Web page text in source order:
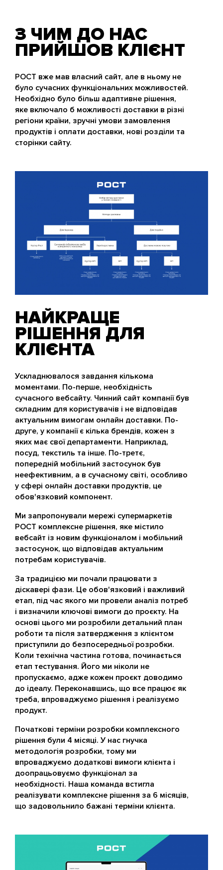
З ЧИМ ДО НАС
ПРИЙШОВ КЛІЄНТ
РОСТ вже мав власний сайт, але в ньому не
було сучасних функціональних можливостей.
Необхідно було більш адаптивне рішення,
яке включало б можливості доставки в різні
регіони країни, зручні умови замовлення
продуктів і оплати доставки, нові розділи та
сторінки сайту.
НАЙКРАЩЕ
РІШЕННЯ ДЛЯ
КЛІЄНТА
Ускладнювалося завдання кількома
моментами. По-перше, необхідність
сучасного вебсайту. Чинний сайт компанії був
складним для користувачів і не відповідав
актуальним вимогам онлайн доставки. По-
друге, у компанії є кілька брендів, кожен з
яких має свої департаменти. Наприклад,
посуд, текстиль та інше. По-третє,
попередній мобільний застосунок був
неефективним, а в сучасному світі, особливо
у сфері онлайн доставки продуктів, це
обов'язковий компонент.
Ми запропонували мережі супермаркетів
РОСТ комплексне рішення, яке містило
вебсайт із новим функціоналом і мобільний
застосунок, що відповідав актуальним
потребам користувачів.
За традицією ми почали працювати з
діскавері фази. Це обов'язковий і важливий
етап, під час якого ми провели аналіз потреб
і визначили ключові вимоги до проєкту. На
основі цього ми розробили детальний план
роботи та після затвердження з клієнтом
приступили до безпосередньої розробки.
Коли технічна частина готова, починається
етап тестування. Його ми ніколи не
пропускаємо, адже кожен проєкт доводимо
до ідеалу. Переконавшись, що все працює як
треба, впроваджуємо рішення і реалізуємо
продукт.
Початкові терміни розробки комплексного
рішення були 4 місяці. У нас гнучка
методологія розробки, тому ми
впроваджуємо додаткові вимоги клієнта і
доопрацьовуємо функціонал за
необхідності. Наша команда встигла
реалізувати комплексне рішення за 6 місяців,
що задовольнило бажані терміни клієнта.